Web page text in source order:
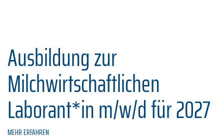
Ausbildung zur
Milchwirtschaftlichen
Laborant*in m/w/d für 2027
MEHR ERFAHREN